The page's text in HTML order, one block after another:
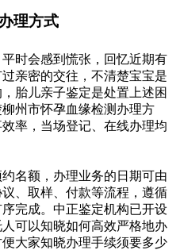
理方式
时会感到慌张，回忆近期有
亲密的交往，不清楚宝宝是
胎儿亲子鉴定是处置上述困
州市怀孕血缘检测办理方
率，当场登记、在线办理均
名额，办理业务的日期可由
、取样、付款等流程，遵循
完成。中正鉴定机构已开设
可以知晓如何高效严格地办
大家知晓办理手续须要多少